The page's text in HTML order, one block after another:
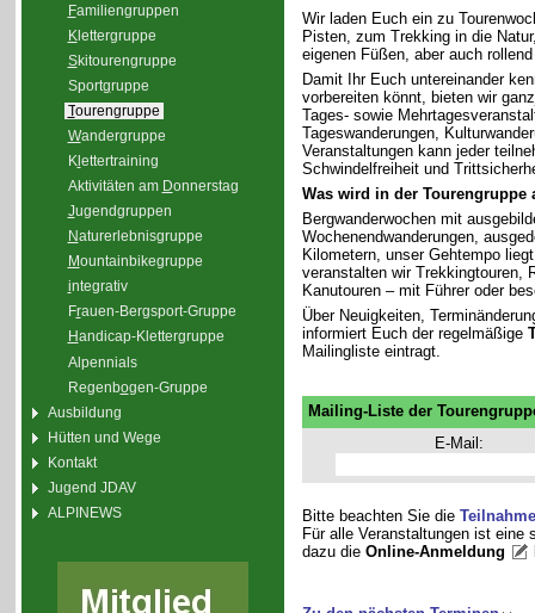
Familiengruppen
Klettergruppe
Skitourengruppe
Sportgruppe
Tourengruppe
Wandergruppe
Kl ettertraining
Aktivitäten am Donnerstag
Jugendgruppen
Naturerlebnisgruppe
Mountainbikegruppe
integrativ
Frauen-Bergsport-Gruppe
Handicap-Klettergruppe
Alpennials
Regenbogen-Gruppe
Ausbildung
Hütten und Wege
Kontakt
Jugend JDAV
ALPINEWS
Wir laden Euch ein zu
Pisten, zum Trekking in die
eigenen Füßen, aber auch
Damit Ihr Euch untereinander
vorbereiten könnt, bieten wir
Tages- sowie
Tageswanderungen,
Veranstaltungen kann jeder
Schwindelfreiheit und
Was wird in der Tourengruppe
Bergwanderwochen mit
Wochenendwanderungen,
Kilometern, unser Gehtempo
veranstalten wir Trekkingtouren,
Kanutouren – mit Führer oder
Über Neuigkeiten,
informiert Euch der regelmäßige
Mailingliste eintragt.
Mailing-Liste der
E-Mail:
Bitte beachten Sie die
Für alle Veranstaltungen ist
dazu die Online-Anmeldung